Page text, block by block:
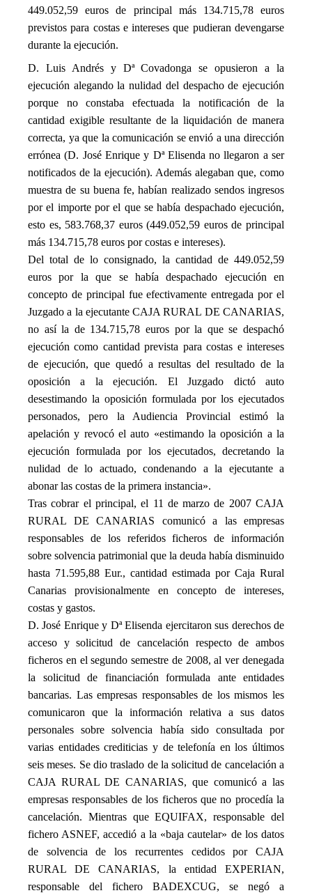
449.052,59 euros de principal más 134.715,78 euros
previstos para costas e intereses que pudieran devengarse
durante la ejecución.
D. Luis Andrés y Dª Covadonga se opusieron a la
ejecución alegando la nulidad del despacho de ejecución
porque no constaba efectuada la notificación de la
cantidad exigible resultante de la liquidación de manera
correcta, ya que la comunicación se envió a una dirección
errónea (D. José Enrique y Dª Elisenda no llegaron a ser
notificados de la ejecución). Además alegaban que, como
muestra de su buena fe, habían realizado sendos ingresos
por el importe por el que se había despachado ejecución,
esto es, 583.768,37 euros (449.052,59 euros de principal
más 134.715,78 euros por costas e intereses).
Del total de lo consignado, la cantidad de 449.052,59
euros por la que se había despachado ejecución en
concepto de principal fue efectivamente entregada por el
Juzgado a la ejecutante CAJA RURAL DE CANARIAS,
no así la de 134.715,78 euros por la que se despachó
ejecución como cantidad prevista para costas e intereses
de ejecución, que quedó a resultas del resultado de la
oposición a la ejecución. El Juzgado dictó auto
desestimando la oposición formulada por los ejecutados
personados, pero la Audiencia Provincial estimó la
apelación y revocó el auto «estimando la oposición a la
ejecución formulada por los ejecutados, decretando la
nulidad de lo actuado, condenando a la ejecutante a
abonar las costas de la primera instancia».
Tras cobrar el principal, el 11 de marzo de 2007 CAJA
RURAL DE CANARIAS comunicó a las empresas
responsables de los referidos ficheros de información
sobre solvencia patrimonial que la deuda había disminuido
hasta 71.595,88 Eur., cantidad estimada por Caja Rural
Canarias provisionalmente en concepto de intereses,
costas y gastos.
D. José Enrique y Dª Elisenda ejercitaron sus derechos de
acceso y solicitud de cancelación respecto de ambos
ficheros en el segundo semestre de 2008, al ver denegada
la solicitud de financiación formulada ante entidades
bancarias. Las empresas responsables de los mismos les
comunicaron que la información relativa a sus datos
personales sobre solvencia había sido consultada por
varias entidades crediticias y de telefonía en los últimos
seis meses. Se dio traslado de la solicitud de cancelación a
CAJA RURAL DE CANARIAS, que comunicó a las
empresas responsables de los ficheros que no procedía la
cancelación. Mientras que EQUIFAX, responsable del
fichero ASNEF, accedió a la «baja cautelar» de los datos
de solvencia de los recurrentes cedidos por CAJA
RURAL DE CANARIAS, la entidad EXPERIAN,
responsable del fichero BADEXCUG, se negó a